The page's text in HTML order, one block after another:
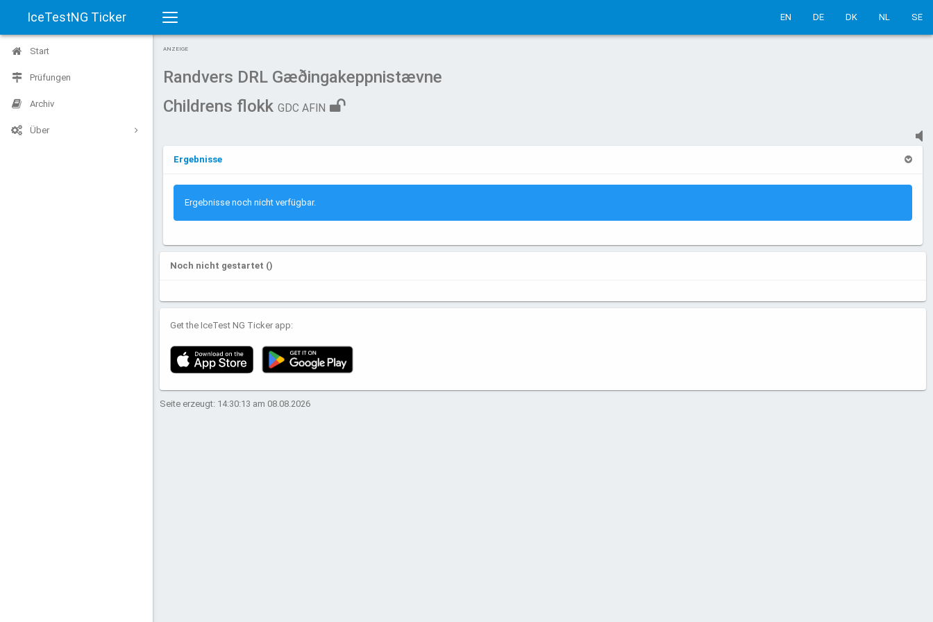
IceTestNG Ticker
Toggle
navigation
EN DE DK NL SE
Start
Prüfungen
Archiv
Über
ANZEIGE
Randvers DRL Gæðingakeppnistævne
Childrens flokk GDC AFIN
Ergebnisse
Ergebnisse noch nicht verfügbar.
Noch nicht gestartet ()
Get the IceTest NG Ticker app:
Seite erzeugt: 14:30:13 am 08.08.2026